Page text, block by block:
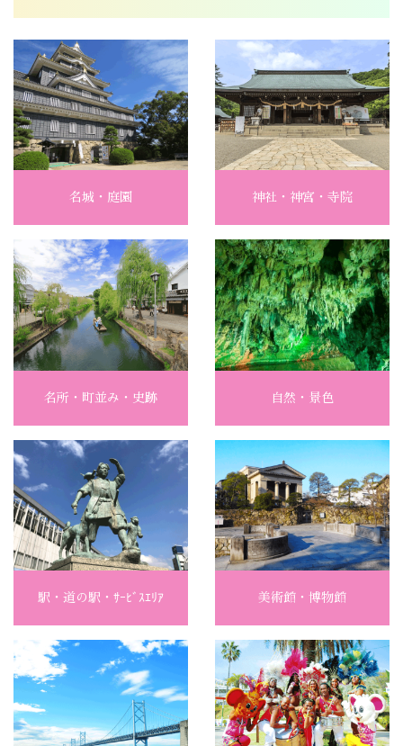
名城・庭園 神社・神宮・寺院
名所・町並み・史跡 自然・景色
駅・道の駅・ｻｰﾋﾞｽｴﾘｱ 美術館・博物館